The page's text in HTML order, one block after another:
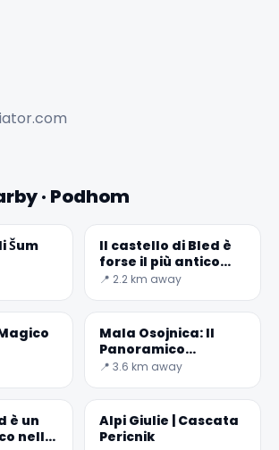
· Podhom
Šum
Il castello di Bled è
forse il più antico
castello della
📍 2.2 km away
Mala Osojnica: Il
Panoramico
Paradiso di Bled
📍 3.6 km away
è un
nelle
Alpi Giulie | Cascata
Pericnik
✕